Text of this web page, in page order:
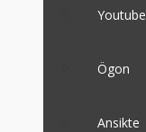
Youtube
Ögon
Ansikte